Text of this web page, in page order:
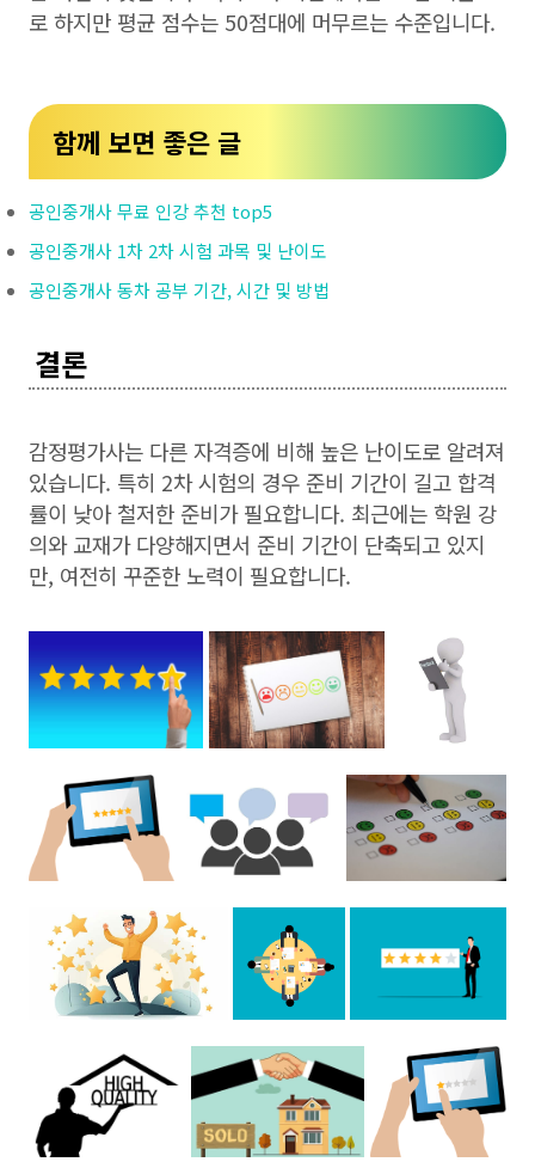
로 하지만 평균 점수는 50점대에 머무르는 수준입니다.
함께 보면 좋은 글
공인중개사 무료 인강 추천 top5
공인중개사 1차 2차 시험 과목 및 난이도
공인중개사 동차 공부 기간, 시간 및 방법
결론
감정평가사는 다른 자격증에 비해 높은 난이도로 알려져
있습니다. 특히 2차 시험의 경우 준비 기간이 길고 합격
률이 낮아 철저한 준비가 필요합니다. 최근에는 학원 강
의와 교재가 다양해지면서 준비 기간이 단축되고 있지
만, 여전히 꾸준한 노력이 필요합니다.